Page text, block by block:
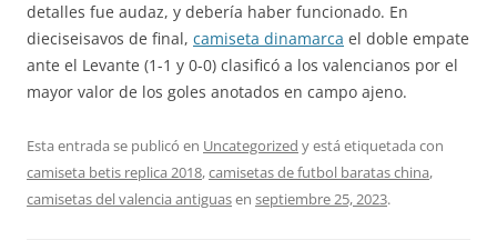
detalles fue audaz, y debería haber funcionado. En
dieciseisavos de final, camiseta dinamarca el doble empate
ante el Levante (1-1 y 0-0) clasificó a los valencianos por el
mayor valor de los goles anotados en campo ajeno.
Esta entrada se publicó en Uncategorized y está etiquetada con
camiseta betis replica 2018,camisetas de futbol baratas china,
camisetas del valencia antiguasen septiembre 25, 2023.